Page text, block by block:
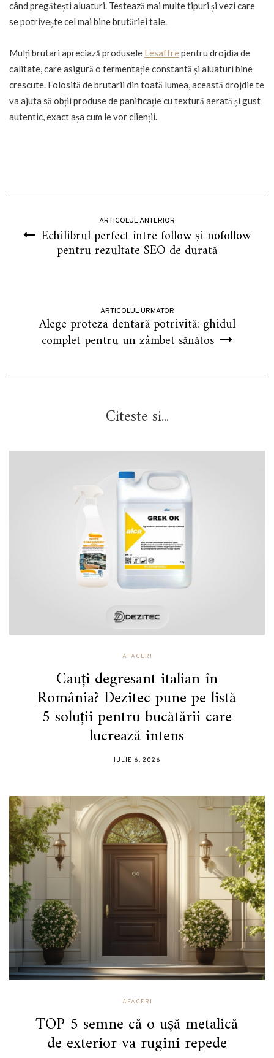
când pregătești aluaturi. Testează mai multe tipuri și vezi care
se potrivește cel mai bine brutăriei tale.
Mulți brutari apreciază produsele Lesaffre pentru drojdia de
calitate, care asigură o fermentație constantă și aluaturi bine
crescute. Folosită de brutarii din toată lumea, această drojdie te
va ajuta să obții produse de panificație cu textură aerată și gust
autentic, exact așa cum le vor clienții.
ARTICOLUL ANTERIOR
Echilibrul perfect între follow și nofollow
pentru rezultate SEO de durată
ARTICOLUL URMATOR
Alege proteza dentară potrivită: ghidul
complet pentru un zâmbet sănătos
Citeste si...
AFACERI
Cauți degresant italian în
România? Dezitec pune pe listă
5 soluții pentru bucătării care
lucrează intens
IULIE 6, 2026
AFACERI
TOP 5 semne că o ușă metalică
de exterior va rugini repede